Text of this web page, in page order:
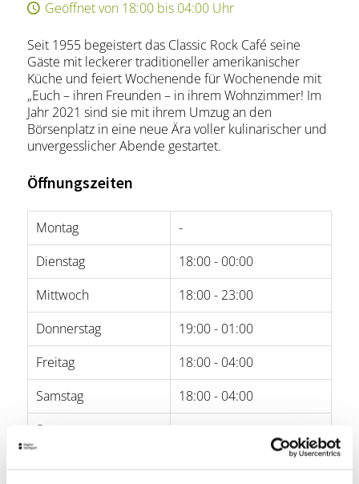
Geöffnet von 18:00 bis 04:00 Uhr
Seit 1955 begeistert das Classic Rock Café seine
Gäste mit leckerer traditioneller amerikanischer
Küche und feiert Wochenende für Wochenende mit
„Euch – ihren Freunden – in ihrem Wohnzimmer! Im
Jahr 2021 sind sie mit ihrem Umzug an den
Börsenplatz in eine neue Ära voller kulinarischer und
unvergesslicher Abende gestartet.
Öffnungszeiten
Montag
-
Dienstag
18:00 - 00:00
Mittwoch
18:00 - 23:00
Donnerstag
19:00 - 01:00
Freitag
18:00 - 04:00
Samstag
18:00 - 04:00
Sonntag
Öffnungszeiten von Google